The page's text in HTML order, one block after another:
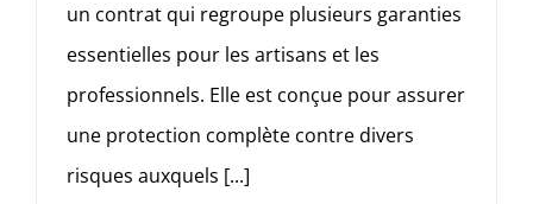
un contrat qui regroupe plusieurs garanties
essentielles pour les artisans et les
professionnels. Elle est conçue pour assurer
une protection complète contre divers
risques auxquels [...]